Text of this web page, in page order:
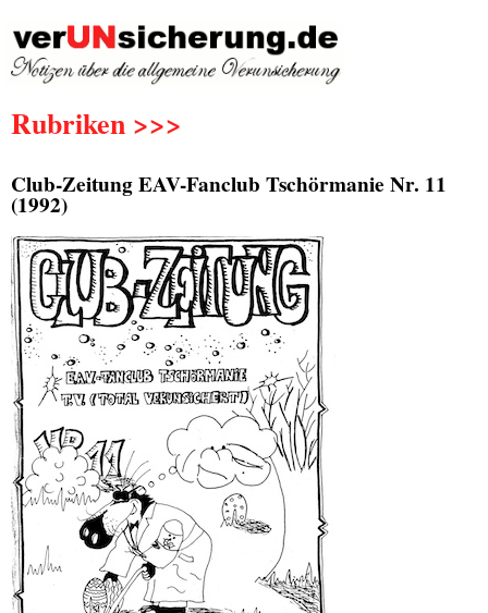
Rubriken >>>
Club-Zeitung EAV-Fanclub Tschörmanie Nr. 11
(1992)